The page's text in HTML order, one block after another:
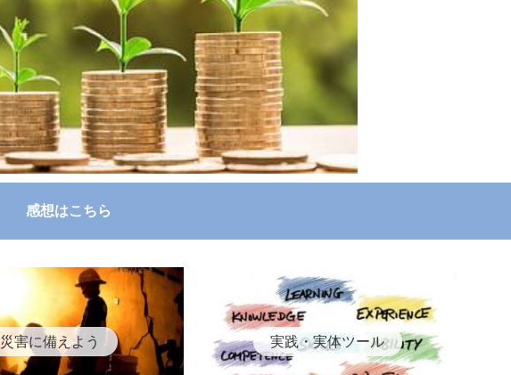
感想はこちら
災害に備えよう 実践・実体ツール